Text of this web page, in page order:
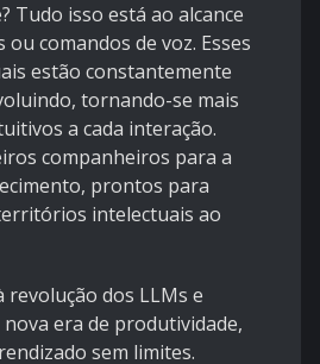
Tudo isso está ao alcance
ou comandos de voz. Esses
estão constantemente
tornando-se mais
a cada interação.
companheiros para a
prontos para
intelectuais ao
revolução dos LLMs e
era de produtividade,
sem limites.